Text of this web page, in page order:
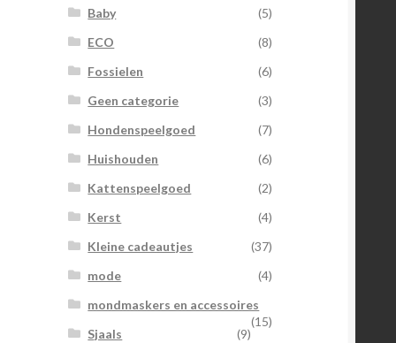
Baby
(5)
ECO
(8)
Fossielen
(6)
Geen categorie
(3)
Hondenspeelgoed
(7)
Huishouden
(6)
Kattenspeelgoed
(2)
Kerst
(4)
Kleine cadeautjes
(37)
mode
(4)
mondmaskers en accessoires
(15)
Sjaals
(9)